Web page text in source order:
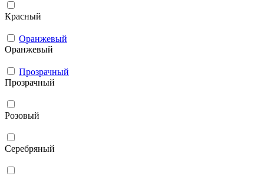
Красный
Оранжевый
Оранжевый
Прозрачный
Прозрачный
Розовый
Серебряный